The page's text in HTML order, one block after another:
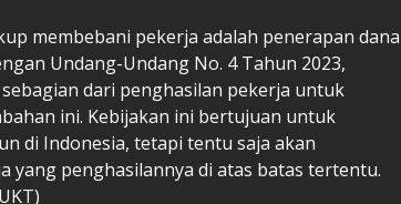
membebani pekerja adalah penerapan dana
Undang-Undang No. 4 Tahun 2023,
dari penghasilan pekerja untuk
ini. Kebijakan ini bertujuan untuk
di Indonesia, tetapi tentu saja akan
yang penghasilannya di atas batas tertentu.